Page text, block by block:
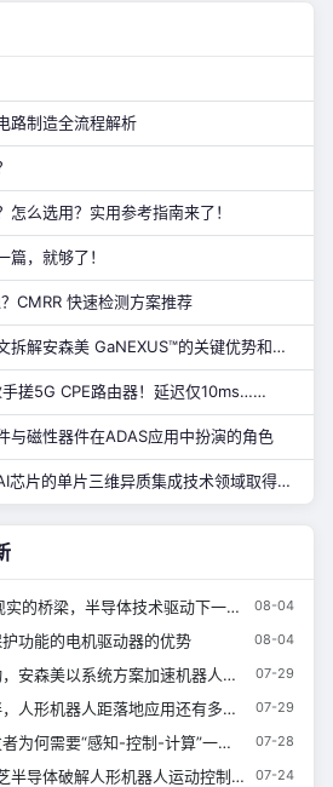
路制造全流程解析
怎么选用？实用参考指南来了！
，就够了！
CMRR 快速检测方案推荐
覆盖 40-1200V！一文拆解安森美 GaNEXUS™的关键优势和应用
搓5G CPE路由器！延迟仅10ms……
与磁性器件在ADAS应用中扮演的角色
微电子所在面向视觉AI芯片的单片三维异质集成技术领域取得进展
梁，半导体技术驱动下一代机器人创新 08-04
功能的电机驱动器的优势 08-04
森美以系统方案加速机器人落地 07-29
落地应用还有多远？——ADI慕展芯情观察局圆桌派 07-29
何需要“感知-控制-计算”一体化 07-28
体破解人形机器人运动控制的平衡难题 07-24